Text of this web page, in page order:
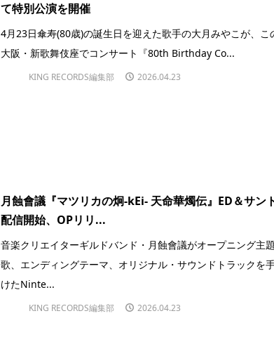
て特別公演を開催
4月23日傘寿(80歳)の誕生日を迎えた歌手の大月みやこが、こ
大阪・新歌舞伎座でコンサート『80th Birthday Co...
KING RECORDS編集部 2026.04.23
月蝕會議『マツリカの炯-kEi- 天命華燭伝』ED＆サン
配信開始、OPリリ...
音楽クリエイターギルドバンド・月蝕會議がオープニング主題
歌、エンディングテーマ、オリジナル・サウンドトラックを
けたNinte...
KING RECORDS編集部 2026.04.23